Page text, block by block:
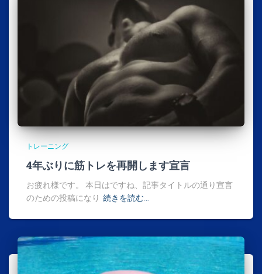
トレーニング
4年ぶりに筋トレを再開します宣言
お疲れ様です。 本日はですね、記事タイトルの通り宣言
のための投稿になり 続きを読む…